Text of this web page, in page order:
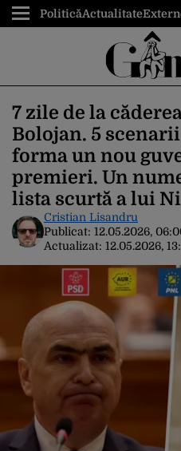
PoliticăActualitate
7 zile de la
Bolojan. 5
forma un nou
premieri. Un
lista scurtă a lui
Cristian Lisandru
Publicat: 12.05.2026,
Actualizat: 12.05.2026,